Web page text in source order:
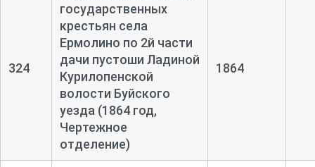
324
государственных
крестьян села
Ермолино по 2й части
дачи пустоши Ладиной
Курилопенской
волости Буйского
уезда (1864 год,
Чертежное
отделение)
1864